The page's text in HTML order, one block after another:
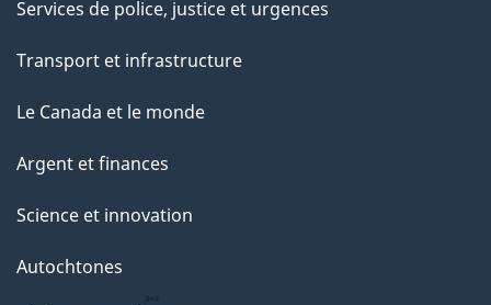
Services de police, justice et urgences
Transport et infrastructure
Le Canada et le monde
Argent et finances
Science et innovation
Autochtones